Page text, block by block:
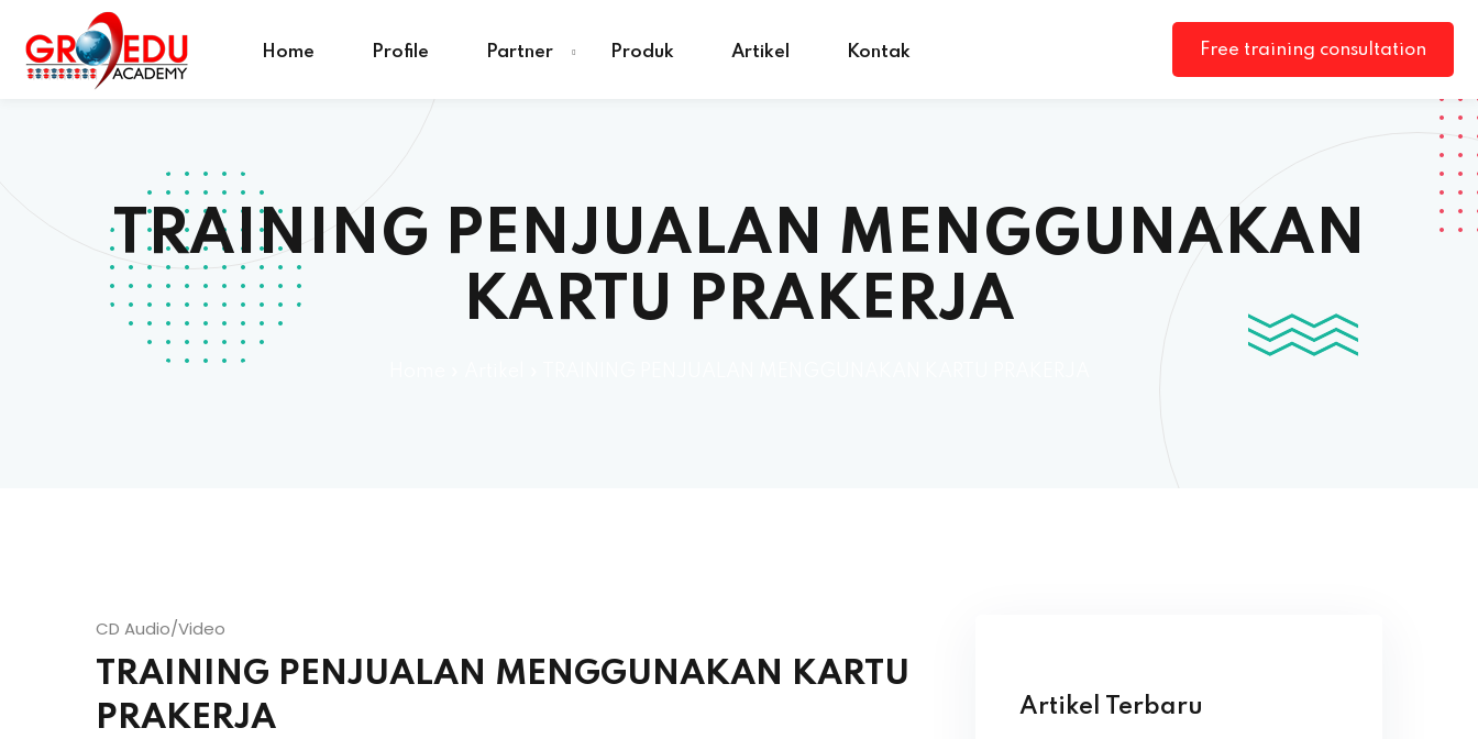
Home Profile Partner Produk Artikel Kontak Free training consultation
TRAINING PENJUALAN MENGGUNAKAN
KARTU PRAKERJA
CD Audio/Video
TRAINING PENJUALAN MENGGUNAKAN KARTU
PRAKERJA
Artikel Terbaru